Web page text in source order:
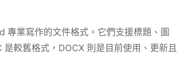
業寫作的文件格式。它們支援標題、圖
較舊格式，DOCX 則是目前使用、更新且